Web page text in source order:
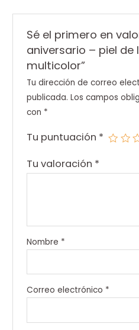
Sé el primero en
aniversario – piel de
multicolor”
Tu dirección de correo
publicada. Los campos
con *
Tu puntuación *
Tu valoración *
Nombre *
Correo electrónico *